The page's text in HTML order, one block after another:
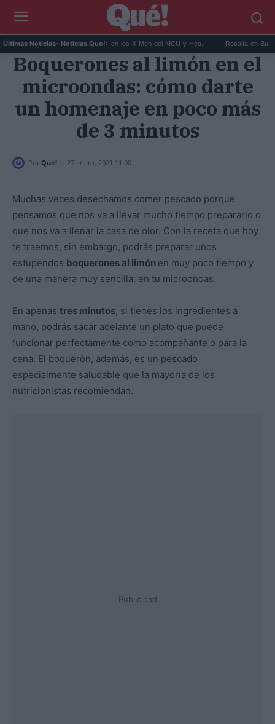
Últimas Noticias- Noticias Que!:
Kit Connor será Cíclope en los X-Men del MCU y Hea... Rosalía en Buenos
Boquerones al limón en el
microondas: cómo darte
un homenaje en poco más
de 3 minutos
Por Qué! - 27 enero, 2021 11:00
Muchas veces desechamos comer pescado porque
pensamos que nos va a llevar mucho tiempo prepararlo o
que nos va a llenar la casa de olor. Con la receta que hoy
te traemos, sin embargo, podrás preparar unos
estupendos boquerones al limón en muy poco tiempo y
de una manera muy sencilla: en tu microondas.
En apenas tres minutos, si tienes los ingredientes a
mano, podrás sacar adelante un plato que puede
funcionar perfectamente como acompañante o para la
cena. El boquerón, además, es un pescado
especialmente saludable que la mayoría de los
nutricionistas recomiendan.
Publicidad